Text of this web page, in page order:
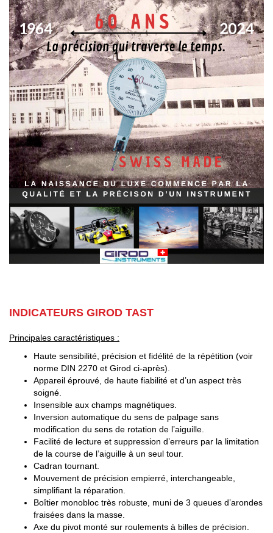
INDICATEURS GIROD TAST
Principales caractéristiques :
Haute sensibilité, précision et fidélité de la répétition (voir
norme DIN 2270 et Girod ci-après).
Appareil éprouvé, de haute fiabilité et d’un aspect très
soigné.
Insensible aux champs magnétiques.
Inversion automatique du sens de palpage sans
modification du sens de rotation de l’aiguille.
Facilité de lecture et suppression d’erreurs par la limitation
de la course de l’aiguille à un seul tour.
Cadran tournant.
Mouvement de précision empierré, interchangeable,
simplifiant la réparation.
Boîtier monobloc très robuste, muni de 3 queues d’arondes
fraisées dans la masse.
Axe du pivot monté sur roulements à billes de précision.